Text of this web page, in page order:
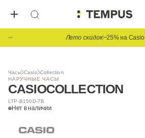
Лето скидок−25% на Casio
Часы Casio Collection
НАРУЧНЫЕ ЧАСЫ
CASIOCOLLECTION
LTP-B150D-7B
Нет в наличии